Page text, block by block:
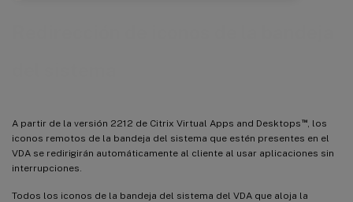
A partir de la versión 2212 de Citrix Virtual Apps and Desktops ™, los
iconos remotos de la bandeja del sistema que estén presentes en el
VDA se redirigirán automáticamente al cliente al usar aplicaciones sin
interrupciones.
Todos los iconos de la bandeja del sistema del VDA que aloja la